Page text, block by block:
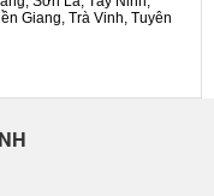
Giang, Trà Vinh, Tuyên